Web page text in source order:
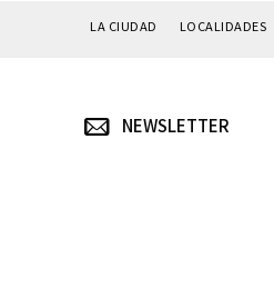
LA CIUDAD LOCALIDADES
NEWSLETTER